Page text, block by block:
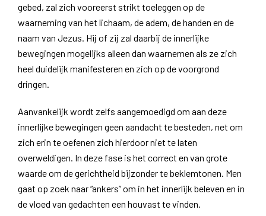
gebed, zal zich vooreerst strikt toeleggen op de
waarneming van het lichaam, de adem, de handen en de
naam van Jezus. Hij of zij zal daarbij de innerlijke
bewegingen mogelijks alleen dan waarnemen als ze zich
heel duidelijk manifesteren en zich op de voorgrond
dringen.
Aanvankelijk wordt zelfs aangemoedigd om aan deze
innerlijke bewegingen geen aandacht te besteden, net om
zich erin te oefenen zich hierdoor niet te laten
overweldigen. In deze fase is het correct en van grote
waarde om de gerichtheid bijzonder te beklemtonen. Men
gaat op zoek naar “ankers” om in het innerlijk beleven en in
de vloed van gedachten een houvast te vinden.